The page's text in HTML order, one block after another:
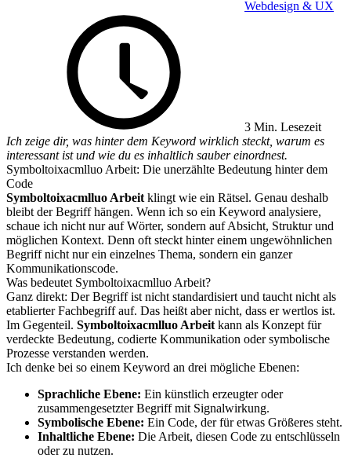
Webdesign & UX
3 Min. Lesezeit
Ich zeige dir, was hinter dem Keyword wirklich steckt, warum es
interessant ist und wie du es inhaltlich sauber einordnest.
Symboltoixacmlluo Arbeit: Die unerzählte Bedeutung hinter dem
Code
Symboltoixacmlluo Arbeit klingt wie ein Rätsel. Genau deshalb
bleibt der Begriff hängen. Wenn ich so ein Keyword analysiere,
schaue ich nicht nur auf Wörter, sondern auf Absicht, Struktur und
möglichen Kontext. Denn oft steckt hinter einem ungewöhnlichen
Begriff nicht nur ein einzelnes Thema, sondern ein ganzer
Kommunikationscode.
Was bedeutet Symboltoixacmlluo Arbeit?
Ganz direkt: Der Begriff ist nicht standardisiert und taucht nicht als
etablierter Fachbegriff auf. Das heißt aber nicht, dass er wertlos ist.
Im Gegenteil. Symboltoixacmlluo Arbeit kann als Konzept für
verdeckte Bedeutung, codierte Kommunikation oder symbolische
Prozesse verstanden werden.
Ich denke bei so einem Keyword an drei mögliche Ebenen:
Sprachliche Ebene: Ein künstlich erzeugter oder
zusammengesetzter Begriff mit Signalwirkung.
Symbolische Ebene: Ein Code, der für etwas Größeres steht.
Inhaltliche Ebene: Die Arbeit, diesen Code zu entschlüsseln
oder zu nutzen.